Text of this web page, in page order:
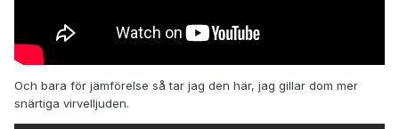
Och bara för jämförelse så tar jag den här, jag gillar dom mer
snärtiga virvelljuden.